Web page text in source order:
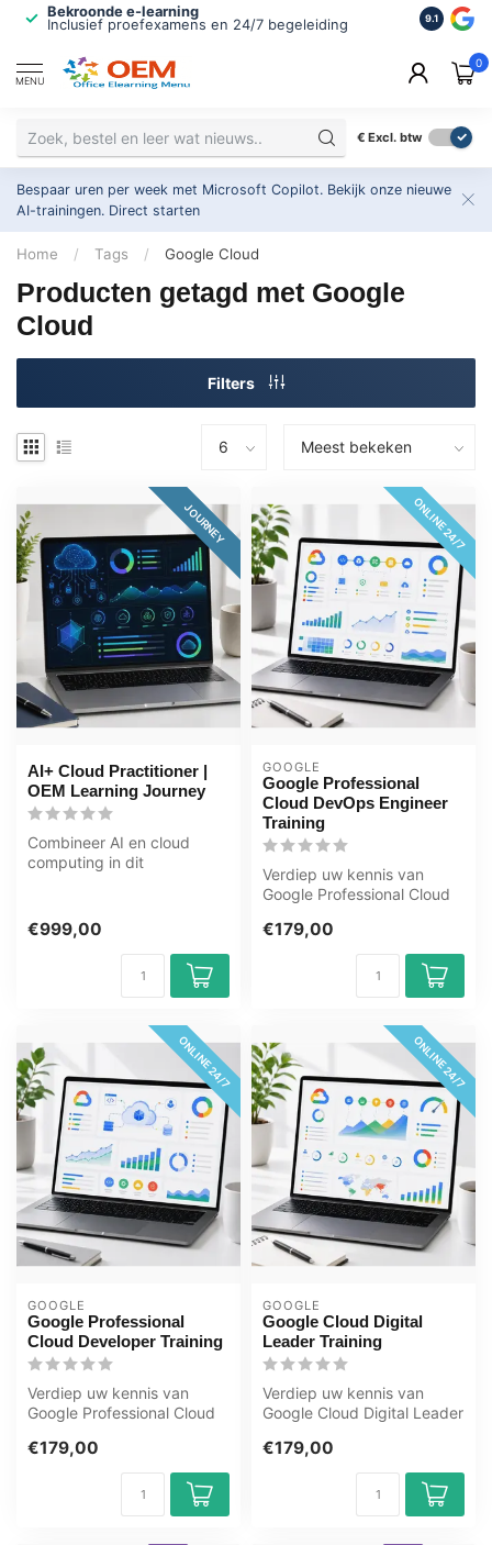
Bekroonde e-learning
Inclusief proefexamens en 24/7 begeleiding
ISO
2.500+
9.1
MENU
0
€ Excl. btw
Bespaar uren per week met Microsoft Copilot. Bekijk onze nieuwe
AI-trainingen. Direct starten
Home / Tags / Google Cloud
Producten getagd met Google
Cloud
Filters
JOURNEY
AI+ Cloud Practitioner |
OEM Learning Journey
Combineer AI en cloud
computing in dit
€999,00
ONLINE 24/7
GOOGLE
Google Professional
Cloud DevOps Engineer
Training
Verdiep uw kennis van
Google Professional Cloud
e-learn...
€179,00
ONLINE 24/7
GOOGLE
Google Professional
Cloud Developer Training
Verdiep uw kennis van
Google Professional Cloud
learning va...
€179,00
ONLINE 24/7
GOOGLE
Google Cloud Digital
Leader Training
Verdiep uw kennis van
Google Cloud Digital Leader
OEM. 3...
€179,00